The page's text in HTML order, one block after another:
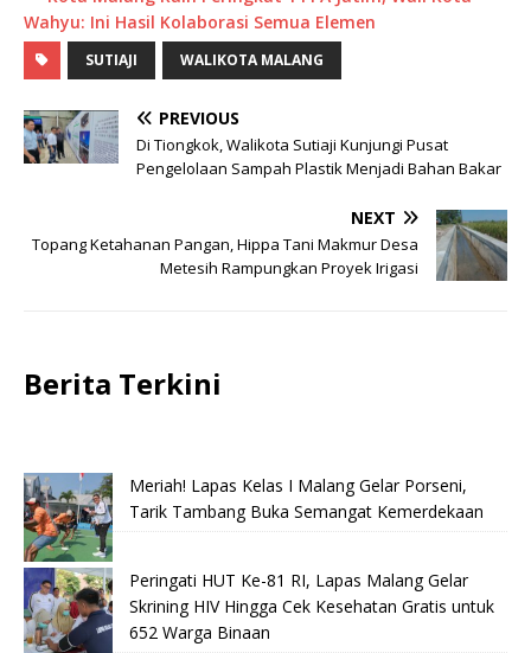
Wahyu: Ini Hasil Kolaborasi Semua Elemen
SUTIAJI WALIKOTA MALANG
PREVIOUS
Di Tiongkok, Walikota Sutiaji Kunjungi Pusat
Pengelolaan Sampah Plastik Menjadi Bahan Bakar
NEXT
Topang Ketahanan Pangan, Hippa Tani Makmur Desa
Metesih Rampungkan Proyek Irigasi
Berita Terkini
Meriah! Lapas Kelas I Malang Gelar Porseni,
Tarik Tambang Buka Semangat Kemerdekaan
Peringati HUT Ke-81 RI, Lapas Malang Gelar
Skrining HIV Hingga Cek Kesehatan Gratis untuk
652 Warga Binaan